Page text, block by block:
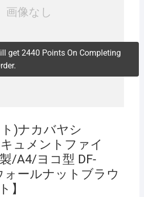
)ナカバヤシ
キュメントファイ
/A4/ヨコ型 DF-
ォールナットブラウ
】
get 2440 Points On Completing